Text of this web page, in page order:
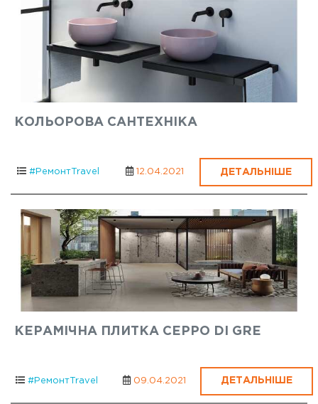
КОЛЬОРОВА САНТЕХНІКА
#РемонтTravel 12.04.2021 ДЕТАЛЬНІШЕ
КЕРАМІЧНА ПЛИТКА CEPPO DI GRE
#РемонтTravel 09.04.2021 ДЕТАЛЬНІШЕ